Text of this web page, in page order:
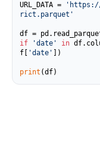
URL_DATA =
'https://
rict.parquet'
if
'date' in
f[
'date' ])
print (df)